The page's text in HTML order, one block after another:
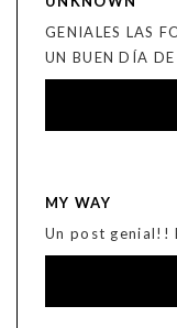
GENIALES LAS
UN BUEN DÍA
MY WAY
Un post genial!!